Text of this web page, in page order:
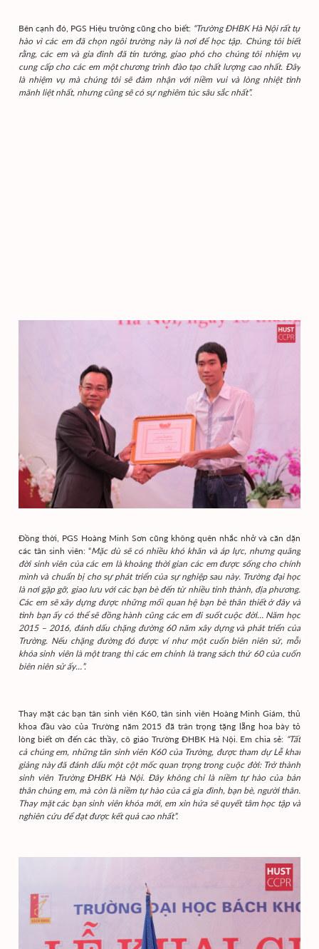
Bên cạnh đó, PGS Hiệu trưởng cũng cho biết: “Trường ĐHBK Hà Nội rất tự
hào vì các em đã chọn ngôi trường này là nơi để học tập. Chúng tôi biết
rằng, các em và gia đình đã tin tưởng, giao phó cho chúng tôi nhiệm vụ
cung cấp cho các em một chương trình đào tạo chất lượng cao nhất. Đây
là nhiệm vụ mà chúng tôi sẽ đảm nhận với niềm vui và lòng nhiệt tình
mãnh liệt nhất, nhưng cũng sẽ có sự nghiêm túc sâu sắc nhất”.
Đồng thời, PGS Hoàng Minh Sơn cũng không quên nhắc nhở và căn dặn
các tân sinh viên: “Mặc dù sẽ có nhiều khó khăn và áp lực, nhưng quãng
đời sinh viên của các em là khoảng thời gian các em được sống cho chính
mình và chuẩn bị cho sự phát triển của sự nghiệp sau này. Trường đại học
là nơi gặp gỡ, giao lưu với các bạn bè đến từ nhiều tỉnh thành, địa phương.
Các em sẽ xây dựng được những mối quan hệ bạn bè thân thiết ở đây và
tình bạn ấy có thể sẽ đồng hành cũng các em đi suốt cuộc đời… Năm học
2015 – 2016, đánh dấu chặng đường 60 năm xây dựng và phát triển của
Trường. Nếu chặng đường đó được ví như một cuốn biên niên sử, mỗi
khóa sinh viên là một trang thì các em chính là trang sách thứ 60 của cuốn
biên niên sử ấy…”.
Thay mặt các bạn tân sinh viên K60, tân sinh viên Hoàng Minh Giám, thủ
khoa đầu vào của Trường năm 2015 đã trân trọng tặng lẵng hoa bày tỏ
lòng biết ơn đến các thầy, cô giáo Trường ĐHBK Hà Nội. Em chia sẻ: “Tất
cả chúng em, những tân sinh viên K60 của Trường, được tham dự Lễ khai
giảng này đã đánh dấu một cột mốc quan trọng trong cuộc đời: Trở thành
sinh viên Trường ĐHBK Hà Nội. Đây không chỉ là niềm tự hào của bản
thân chúng em, mà còn là niềm tự hào của cả gia đình, bạn bè, người thân.
Thay mặt các bạn sinh viên khóa mới, em xin hứa sẽ quyết tâm học tập và
nghiên cứu để đạt được kết quả cao nhất”.